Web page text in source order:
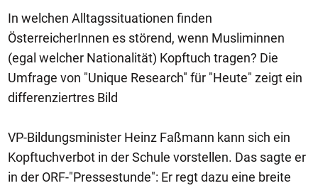
In welchen Alltagssituationen finden
ÖsterreicherInnen es störend, wenn Musliminnen
(egal welcher Nationalität) Kopftuch tragen? Die
Umfrage von "Unique Research" für "Heute" zeigt ein
differenziertres Bild
VP-Bildungsminister Heinz Faßmann kann sich ein
Kopftuchverbot in der Schule vorstellen. Das sagte er
in der ORF-"Pressestunde": Er regt dazu eine breite